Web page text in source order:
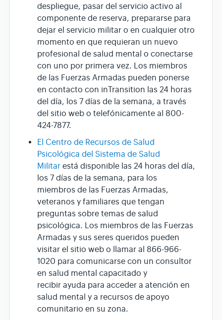
despliegue, pasar del servicio activo al
componente de reserva, prepararse para
dejar el servicio militar o en cualquier otro
momento en que requieran un nuevo
profesional de salud mental o conectarse
con uno por primera vez. Los miembros
de las Fuerzas Armadas pueden ponerse
en contacto con inTransition las 24 horas
del día, los 7 días de la semana, a través
del sitio web o telefónicamente al 800-
424-7877.
El Centro de Recursos de Salud
Psicológica del Sistema de Salud
Militar está disponible las 24 horas del día,
los 7 días de la semana, para los
miembros de las Fuerzas Armadas,
veteranos y familiares que tengan
preguntas sobre temas de salud
psicológica. Los miembros de las Fuerzas
Armadas y sus seres queridos pueden
visitar el sitio web o llamar al 866-966-
1020 para comunicarse con un consultor
en salud mental capacitado y
recibir ayuda para acceder a atención en
salud mental y a recursos de apoyo
comunitario en su zona.